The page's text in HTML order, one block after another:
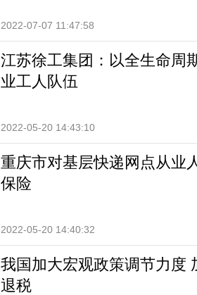
2022-07-07 11:47:58
江苏徐工集团：以全生命周
业工人队伍
2022-05-20 14:43:10
重庆市对基层快递网点从业
保险
2022-05-20 14:40:32
我国加大宏观政策调节力度
退税